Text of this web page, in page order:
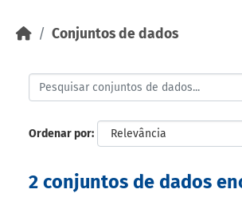
Conjuntos de dados
Ordenar por
2 conjuntos de dados